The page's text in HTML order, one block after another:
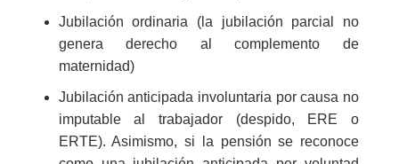
Jubilación ordinaria (la jubilación parcial no
genera derecho al complemento de
maternidad)
Jubilación anticipada involuntaria por causa no
imputable al trabajador (despido, ERE o
ERTE). Asimismo, si la pensión se reconoce